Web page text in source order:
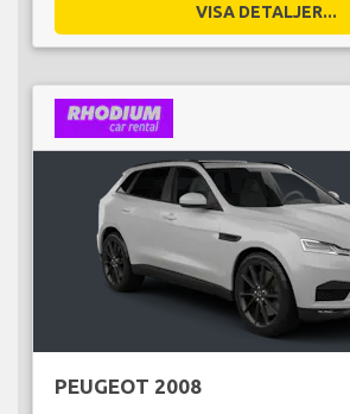
VISA DETALJER...
PEUGEOT 2008